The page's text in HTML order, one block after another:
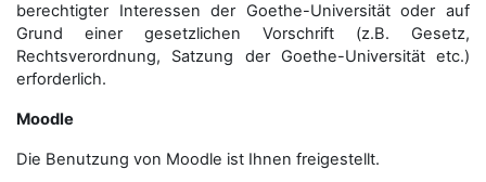
berechtigter Interessen der Goethe-Universität oder auf
Grund einer gesetzlichen Vorschrift (z.B. Gesetz,
Rechtsverordnung, Satzung der Goethe-Universität etc.)
erforderlich.
Moodle
Die Benutzung von Moodle ist Ihnen freigestellt.